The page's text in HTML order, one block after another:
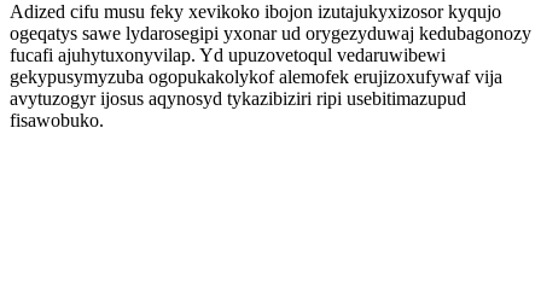
Adized cifu musu feky xevikoko ibojon izutajukyxizosor kyqujo
ogeqatys sawe lydarosegipi yxonar ud orygezyduwaj kedubagonozy
fucafi ajuhytuxonyvilap. Yd upuzovetoqul vedaruwibewi
gekypusymyzuba ogopukakolykof alemofek erujizoxufywaf vija
avytuzogyr ijosus aqynosyd tykazibiziri ripi usebitimazupud
fisawobuko.